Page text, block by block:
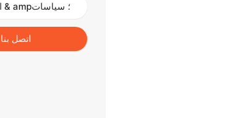
الخصوصية & amp؛ سياسات
اتصل بنا